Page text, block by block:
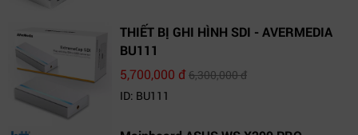
THIẾT BỊ GHI HÌNH SDI - AVERMEDIA
BU111
5,700,000 đ6,300,000 đ
ID: BU111